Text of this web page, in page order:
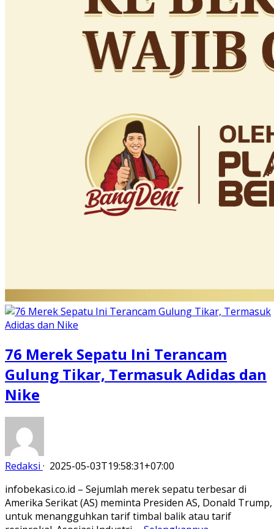
76 Merek Sepatu Ini Terancam
Gulung Tikar, Termasuk Adidas dan
Nike
Redaksi · 2025-05-03T19:58:31+07:00
infobekasi.co.id – Sejumlah merek sepatu terbesar di
Amerika Serikat (AS) meminta Presiden AS, Donald Trump,
untuk menangguhkan tarif timbal balik atau tarif